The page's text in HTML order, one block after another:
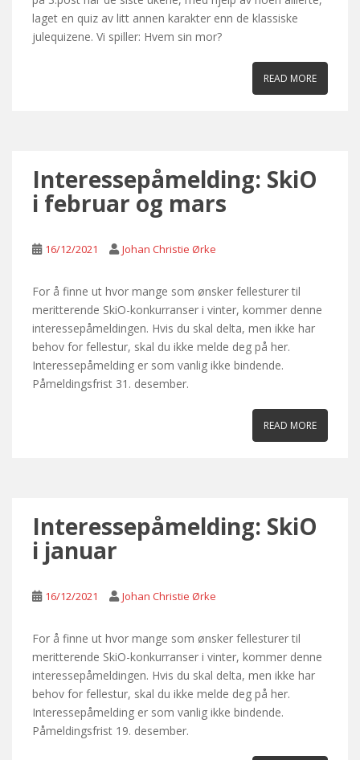
laget en quiz av litt annen karakter enn de klassiske
julequizene. Vi spiller: Hvem sin mor?
READ MORE
Interessepåmelding: SkiO
i februar og mars
16/12/2021 Johan Christie Ørke
For å finne ut hvor mange som ønsker fellesturer til
meritterende SkiO-konkurranser i vinter, kommer denne
interessepåmeldingen. Hvis du skal delta, men ikke har
behov for fellestur, skal du ikke melde deg på her.
Interessepåmelding er som vanlig ikke bindende.
Påmeldingsfrist 31. desember.
READ MORE
Interessepåmelding: SkiO
i januar
16/12/2021 Johan Christie Ørke
For å finne ut hvor mange som ønsker fellesturer til
meritterende SkiO-konkurranser i vinter, kommer denne
interessepåmeldingen. Hvis du skal delta, men ikke har
behov for fellestur, skal du ikke melde deg på her.
Interessepåmelding er som vanlig ikke bindende.
Påmeldingsfrist 19. desember.